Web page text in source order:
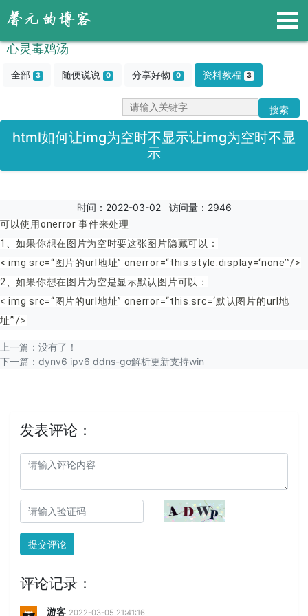
心灵毒鸡汤
全部 3 随便说说 0 分享好物 0 资料教程 3
html如何让img为空时不显示让img为空时不显
示
时间：2022-03-02 访问量：2946
可以使用onerror 事件来处理
1、如果你想在图片为空时要这张图片隐藏可以：
< img src=“图片的url地址” οnerrοr=“this.style.display=‘none’”/>
2、如果你想在图片为空是显示默认图片可以：
< img src=“图片的url地址” οnerrοr=“this.src=‘默认图片的url地
址’”/>
上一篇：没有了！
下一篇： dynv6 ipv6 ddns-go解析更新支持win
发表评论：
提交评论
评论记录：
游客 2022-03-05 21:41:16